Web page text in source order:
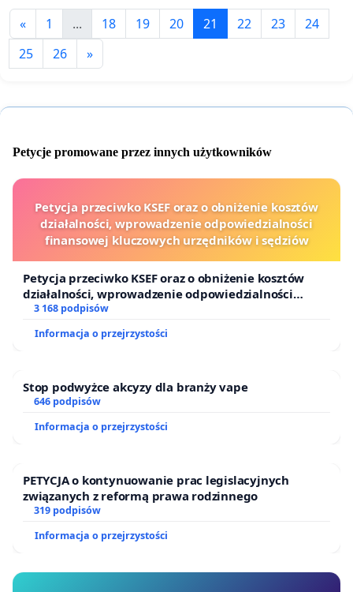
« 1 ... 18 19 20 21 22 23
24
25
26 »
Petycje promowane przez innych użytkowników
Petycja przeciwko KSEF oraz o obniżenie kosztów
działalności, wprowadzenie odpowiedzialności
finansowej kluczowych urzędników i sędziów
Petycja przeciwko KSEF oraz o obniżenie kosztów
działalności, wprowadzenie odpowiedzialności
finansowej kluczowych urzędników i sędziów
3 168 podpisów
Informacja o przejrzystości
Stop podwyżce akcyzy dla branży vape
646 podpisów
Informacja o przejrzystości
PETYCJA o kontynuowanie prac legislacyjnych
związanych z reformą prawa rodzinnego
319 podpisów
Informacja o przejrzystości